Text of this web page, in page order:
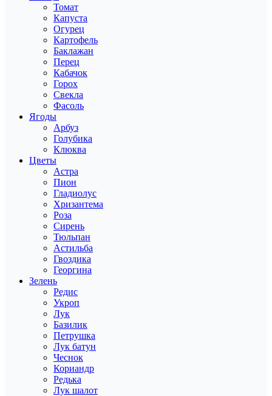
Томат
Капуста
Огурец
Картофель
Баклажан
Перец
Кабачок
Горох
Свекла
Фасоль
Ягоды
Арбуз
Голубика
Клюква
Цветы
Астра
Пион
Гладиолус
Хризантема
Роза
Сирень
Тюльпан
Астильба
Гвоздика
Георгина
Зелень
Редис
Укроп
Лук
Базилик
Петрушка
Лук батун
Чеснок
Кориандр
Редька
Лук шалот